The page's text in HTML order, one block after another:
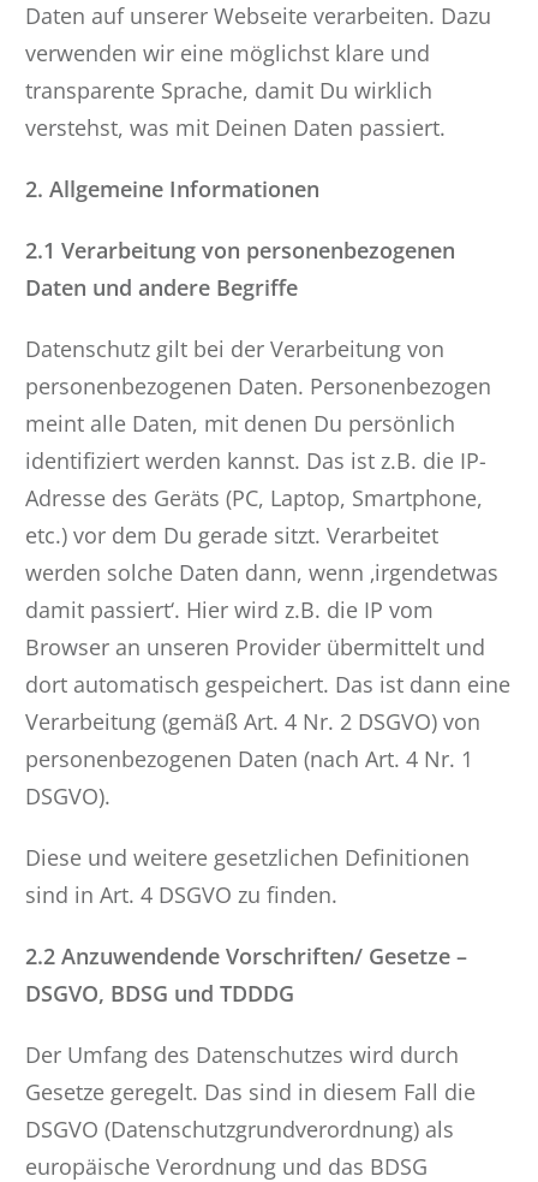
Daten auf unserer Webseite verarbeiten. Dazu
verwenden wir eine möglichst klare und
transparente Sprache, damit Du wirklich
verstehst, was mit Deinen Daten passiert.
2. Allgemeine Informationen
2.1 Verarbeitung von personenbezogenen
Daten und andere Begriffe
Datenschutz gilt bei der Verarbeitung von
personenbezogenen Daten. Personenbezogen
meint alle Daten, mit denen Du persönlich
identifiziert werden kannst. Das ist z.B. die IP-
Adresse des Geräts (PC, Laptop, Smartphone,
etc.) vor dem Du gerade sitzt. Verarbeitet
werden solche Daten dann, wenn ‚irgendetwas
damit passiert‘. Hier wird z.B. die IP vom
Browser an unseren Provider übermittelt und
dort automatisch gespeichert. Das ist dann eine
Verarbeitung (gemäß Art. 4 Nr. 2 DSGVO) von
personenbezogenen Daten (nach Art. 4 Nr. 1
DSGVO).
Diese und weitere gesetzlichen Definitionen
sind in Art. 4 DSGVO zu finden.
2.2 Anzuwendende Vorschriften/ Gesetze –
DSGVO, BDSG und TDDDG
Der Umfang des Datenschutzes wird durch
Gesetze geregelt. Das sind in diesem Fall die
DSGVO (Datenschutzgrundverordnung) als
europäische Verordnung und das BDSG